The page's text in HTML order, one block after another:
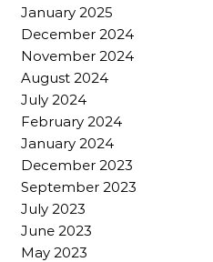
January 2025
December 2024
November 2024
August 2024
July 2024
February 2024
January 2024
December 2023
September 2023
July 2023
June 2023
May 2023